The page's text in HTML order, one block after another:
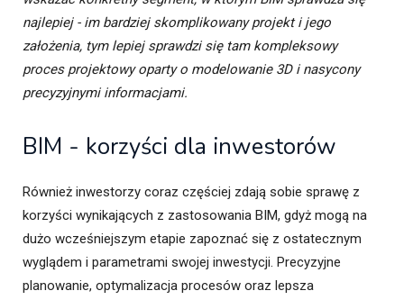
najlepiej - im bardziej skomplikowany projekt i jego
założenia, tym lepiej sprawdzi się tam kompleksowy
proces projektowy oparty o modelowanie 3D i nasycony
precyzyjnymi informacjami.
BIM - korzyści dla inwestorów
Również inwestorzy coraz częściej zdają sobie sprawę z
korzyści wynikających z zastosowania BIM, gdyż mogą na
dużo wcześniejszym etapie zapoznać się z ostatecznym
wyglądem i parametrami swojej inwestycji. Precyzyjne
planowanie, optymalizacja procesów oraz lepsza